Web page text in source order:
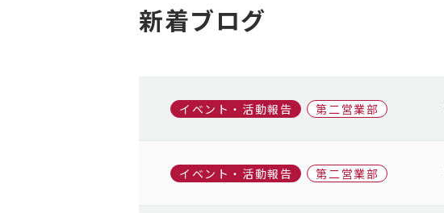
新着ブログ
イベント・活動報告 第二営業部
イベント・活動報告 第二営業部